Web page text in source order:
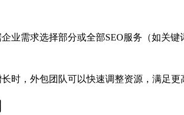
业需求选择部分或全部SEO服务（如关键
时，外包团队可以快速调整资源，满足更